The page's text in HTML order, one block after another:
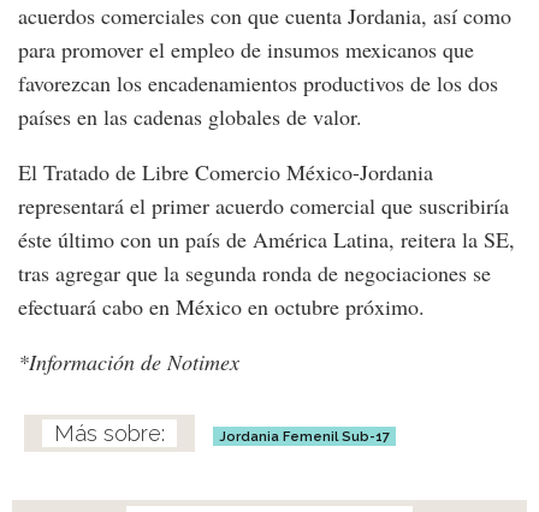
acuerdos comerciales con que cuenta Jordania, así como
para promover el empleo de insumos mexicanos que
favorezcan los encadenamientos productivos de los dos
países en las cadenas globales de valor.
El Tratado de Libre Comercio México-Jordania
representará el primer acuerdo comercial que suscribiría
éste último con un país de América Latina, reitera la SE,
tras agregar que la segunda ronda de negociaciones se
efectuará cabo en México en octubre próximo.
*Información de Notimex
Jordania Femenil Sub-17